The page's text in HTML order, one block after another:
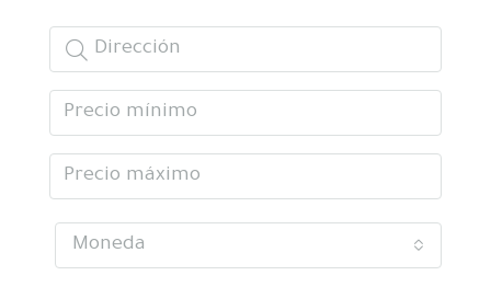
Moneda